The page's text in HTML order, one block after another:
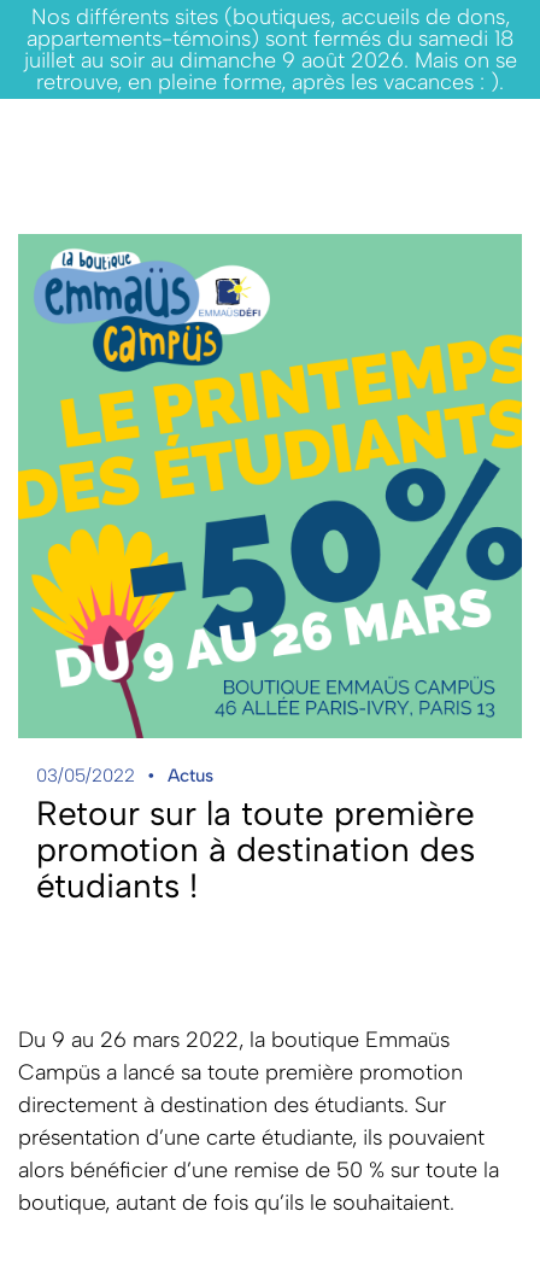
Nos différents sites (boutiques, accueils de dons,
appartements-témoins) sont fermés du samedi 18
juillet au soir au dimanche 9 août 2026. Mais on se
retrouve, en pleine forme, après les vacances : ).
03/05/2022 Actus
Retour sur la toute première
promotion à destination des
étudiants !
Du 9 au 26 mars 2022, la boutique Emmaüs
Campüs a lancé sa toute première promotion
directement à destination des étudiants. Sur
présentation d’une carte étudiante, ils pouvaient
alors bénéficier d’une remise de 50 % sur toute la
boutique, autant de fois qu’ils le souhaitaient.